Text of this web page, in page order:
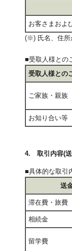
お客さまおよ
(※) 氏名、住所
■受取人様との
受取人様との
ご家族・親族
お知り合い等
4. 取引内容(送
■具体的な取引
送
滞在費・旅費
相続金
留学費